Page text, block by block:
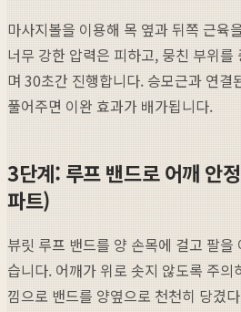
마사지볼을 이용해 목 옆과 뒤쪽 근육
너무 강한 압력은 피하고, 뭉친 부위
며 30초간 진행합니다. 승모근과 연결
풀어주면 이완 효과가 배가됩니다.
3단계: 루프 밴드로 어깨 안
파트)
뷰릿 루프 밴드를 양 손목에 걸고 팔을
습니다. 어깨가 위로 솟지 않도록 주
낌으로 밴드를 양옆으로 천천히 당겼